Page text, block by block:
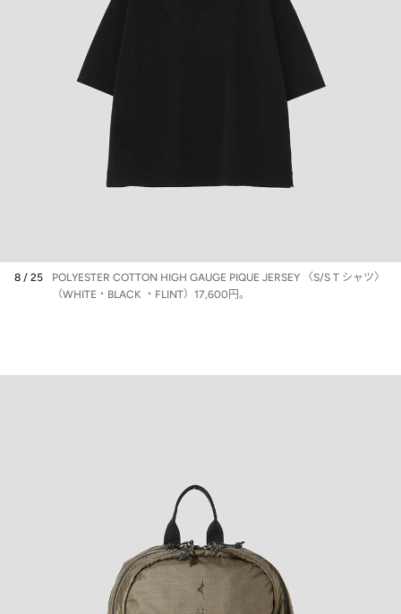
8 / 25
POLYESTER COTTON HIGH GAUGE PIQUE JERSEY 〈S/S T シャツ〉
（WHITE・BLACK ・FLINT）17,600円。